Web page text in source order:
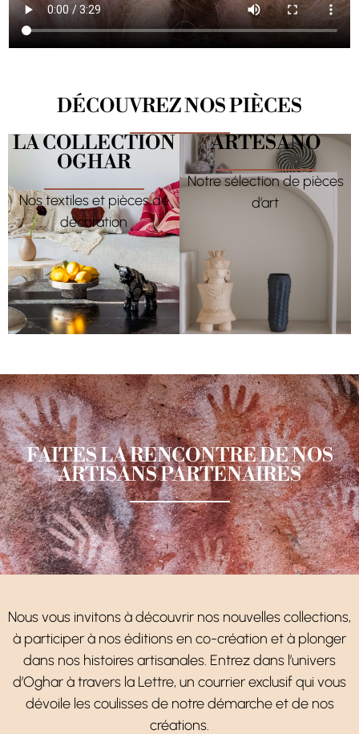
DÉCOUVREZ NOS PIÈCES
LA COLLECTION
OGHAR
Nos textiles et pièces de
décoration
ARTESANO
Notre sélection de pièces
d’art
FAITES LA RENCONTRE DE NOS
ARTISANS PARTENAIRES
Nous vous invitons à découvrir nos nouvelles collections,
à participer à nos éditions en co-création et à plonger
dans nos histoires artisanales. Entrez dans l’univers
d’Oghar à travers la Lettre, un courrier exclusif qui vous
dévoile les coulisses de notre démarche et de nos
créations.